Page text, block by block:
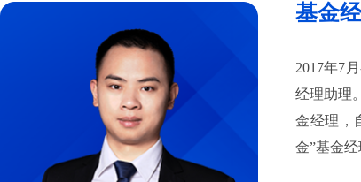
基金
2017年7
经理助理
金经理，
金”基金经